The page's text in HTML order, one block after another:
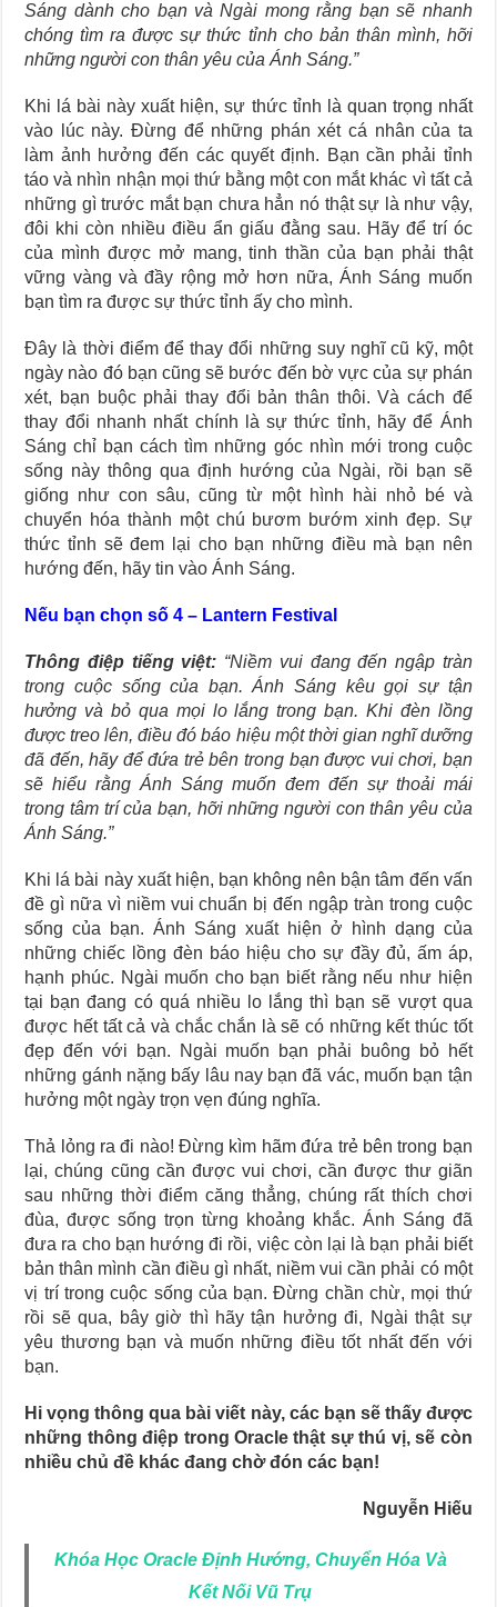
Sáng dành cho bạn và Ngài mong rằng bạn sẽ nhanh
chóng tìm ra được sự thức tỉnh cho bản thân mình, hỡi
những người con thân yêu của Ánh Sáng.”
Khi lá bài này xuất hiện, sự thức tỉnh là quan trọng nhất
vào lúc này. Đừng để những phán xét cá nhân của ta
làm ảnh hưởng đến các quyết định. Bạn cần phải tỉnh
táo và nhìn nhận mọi thứ bằng một con mắt khác vì tất cả
những gì trước mắt bạn chưa hẳn nó thật sự là như vậy,
đôi khi còn nhiều điều ẩn giấu đằng sau. Hãy để trí óc
của mình được mở mang, tinh thần của bạn phải thật
vững vàng và đầy rộng mở hơn nữa, Ánh Sáng muốn
bạn tìm ra được sự thức tỉnh ấy cho mình.
Đây là thời điểm để thay đổi những suy nghĩ cũ kỹ, một
ngày nào đó bạn cũng sẽ bước đến bờ vực của sự phán
xét, bạn buộc phải thay đổi bản thân thôi. Và cách để
thay đổi nhanh nhất chính là sự thức tỉnh, hãy để Ánh
Sáng chỉ bạn cách tìm những góc nhìn mới trong cuộc
sống này thông qua định hướng của Ngài, rồi bạn sẽ
giống như con sâu, cũng từ một hình hài nhỏ bé và
chuyển hóa thành một chú bươm bướm xinh đẹp. Sự
thức tỉnh sẽ đem lại cho bạn những điều mà bạn nên
hướng đến, hãy tin vào Ánh Sáng.
Nếu bạn chọn số 4 – Lantern Festival
Thông điệp tiếng việt: “Niềm vui đang đến ngập tràn
trong cuộc sống của bạn. Ánh Sáng kêu gọi sự tận
hưởng và bỏ qua mọi lo lắng trong bạn. Khi đèn lồng
được treo lên, điều đó báo hiệu một thời gian nghĩ dưỡng
đã đến, hãy để đứa trẻ bên trong bạn được vui chơi, bạn
sẽ hiểu rằng Ánh Sáng muốn đem đến sự thoải mái
trong tâm trí của bạn, hỡi những người con thân yêu của
Ánh Sáng.”
Khi lá bài này xuất hiện, bạn không nên bận tâm đến vấn
đề gì nữa vì niềm vui chuẩn bị đến ngập tràn trong cuộc
sống của bạn. Ánh Sáng xuất hiện ở hình dạng của
những chiếc lồng đèn báo hiệu cho sự đầy đủ, ấm áp,
hạnh phúc. Ngài muốn cho bạn biết rằng nếu như hiện
tại bạn đang có quá nhiều lo lắng thì bạn sẽ vượt qua
được hết tất cả và chắc chắn là sẽ có những kết thúc tốt
đẹp đến với bạn. Ngài muốn bạn phải buông bỏ hết
những gánh nặng bấy lâu nay bạn đã vác, muốn bạn tận
hưởng một ngày trọn vẹn đúng nghĩa.
Thả lỏng ra đi nào! Đừng kìm hãm đứa trẻ bên trong bạn
lại, chúng cũng cần được vui chơi, cần được thư giãn
sau những thời điểm căng thẳng, chúng rất thích chơi
đùa, được sống trọn từng khoảng khắc. Ánh Sáng đã
đưa ra cho bạn hướng đi rồi, việc còn lại là bạn phải biết
bản thân mình cần điều gì nhất, niềm vui cần phải có một
vị trí trong cuộc sống của bạn. Đừng chần chừ, mọi thứ
rồi sẽ qua, bây giờ thì hãy tận hưởng đi, Ngài thật sự
yêu thương bạn và muốn những điều tốt nhất đến với
bạn.
Hi vọng thông qua bài viết này, các bạn sẽ thấy được
những thông điệp trong Oracle thật sự thú vị, sẽ còn
nhiều chủ đề khác đang chờ đón các bạn!
Nguyễn Hiếu
Khóa Học Oracle Định Hướng, Chuyển Hóa Và
Kết Nối Vũ Trụ